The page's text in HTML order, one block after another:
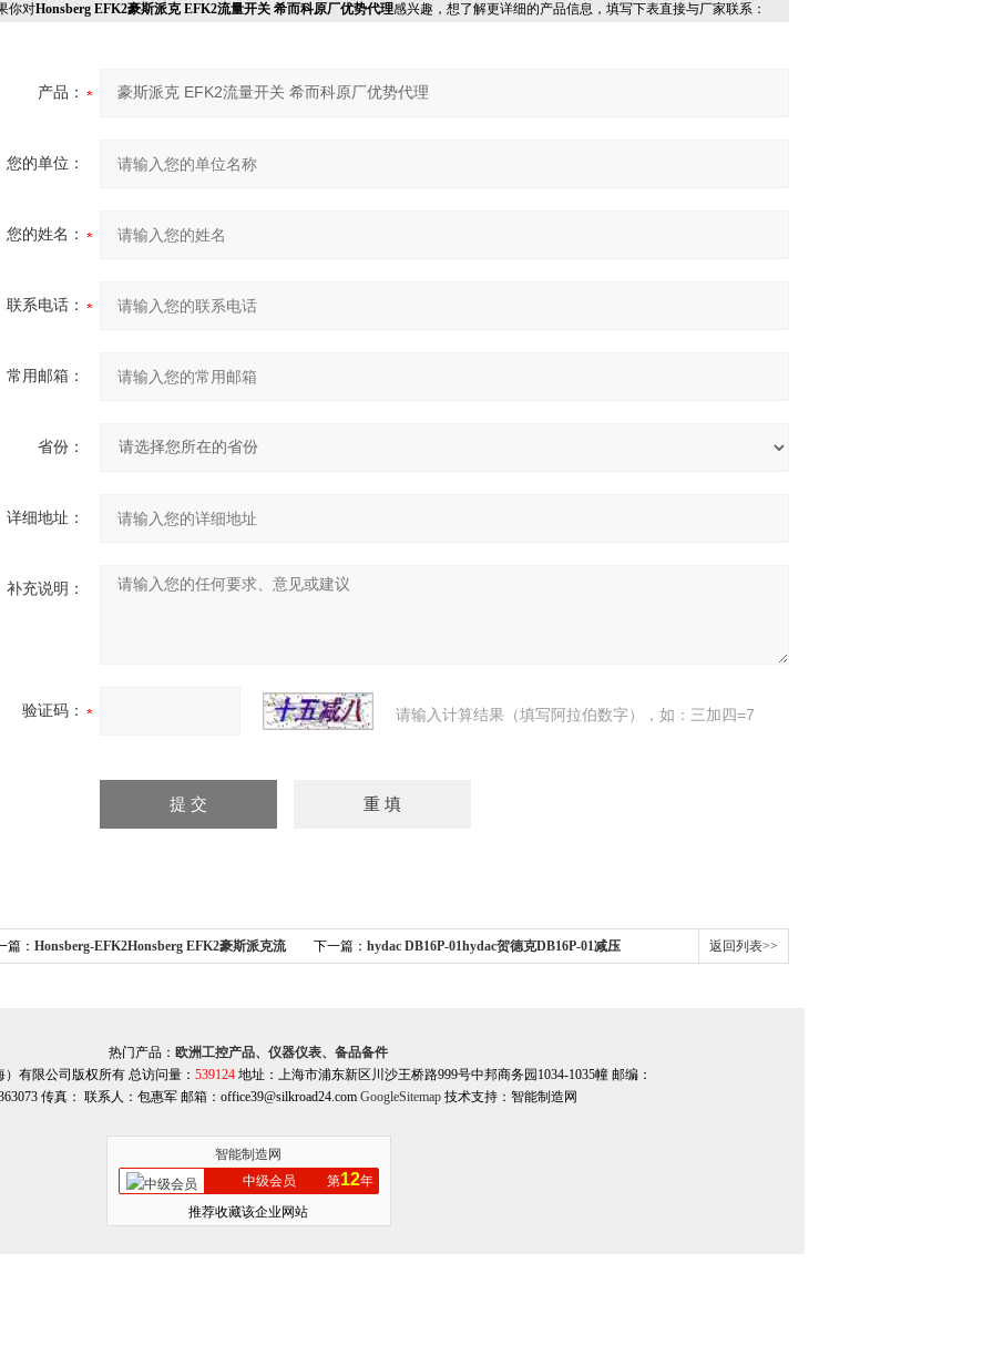
你对Honsberg EFK2豪斯派克 EFK2流量开关 希而科原厂优势代理感兴趣，想了解更详细的产品信息，填写下表直接与厂家联系：
产品：
您的单位：
您的姓名：
联系电话：
常用邮箱：
省份：
详细地址：
补充说明：
验证码： 请输入计算结果（填写阿拉伯数字），如：三加四=7
篇： Honsberg-EFK2Honsberg EFK2豪斯派克流 下一篇： hydac DB16P-01hydac贺德克DB16P-01减压 返回列表>>
热门产品： 欧洲工控产品、仪器仪表、备品备件
有限公司版权所有 总访问量： 539124地址：上海市浦东新区川沙王桥路999号中邦商务园1034-1035幢 邮编：
传真： 联系人：包惠军 邮箱：office39@silkroad24.com GoogleSitemap技术支持：智能制造网
智能制造网
中级会员
第12年
推荐收藏该企业网站